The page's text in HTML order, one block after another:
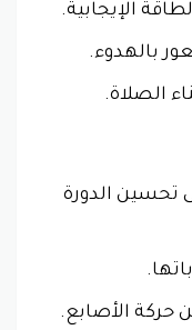
الإيجابية.
بالهدوء.
الصلاة.
تحسين الدورة
حركة الأصابع.